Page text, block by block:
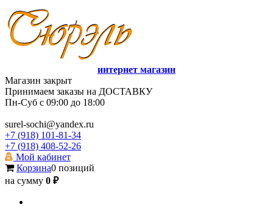
интернет магазин
Магазин закрыт
Принимаем заказы на ДОСТАВКУ
Пн-Суб с 09:00 до 18:00
surel-sochi@yandex.ru
+7 (918) 101-81-34
+7 (918) 408-52-26
Мой кабинет
Корзина0 позиций
на сумму 0 ₽